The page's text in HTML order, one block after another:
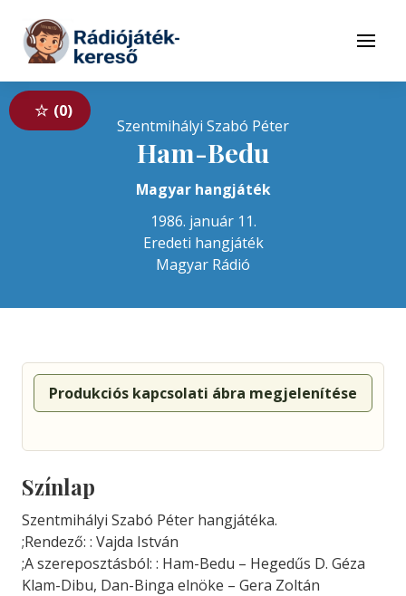
Tovább a tartalomhoz
Menü
0
Szentmihályi Szabó Péter
Ham-Bedu
Magyar hangjáték
1986. január 11.
Eredeti hangjáték
Magyar Rádió
Produkciós kapcsolati ábra megjelenítése
Színlap
Szentmihályi Szabó Péter hangjátéka.
;Rendező: : Vajda István
;A szereposztásból: : Ham-Bedu – Hegedűs D. Géza
Klam-Dibu, Dan-Binga elnöke – Gera Zoltán